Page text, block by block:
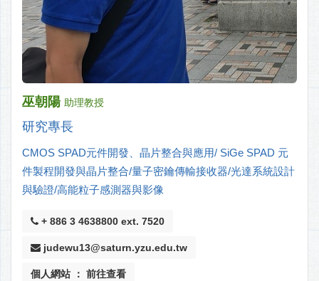
巫朝陽 助理教授
研究專長
CMOS SPAD元件開發、晶片整合與應用/ SiGe SPAD 元
件製程開發與晶片整合/量子密鑰傳輸接收器/光達系統設計
與驗證/高能粒子感測器與影像
+ 886 3 4638800 ext. 7520
judewu13@saturn.yzu.edu.tw
個人網站 ： 前往查看